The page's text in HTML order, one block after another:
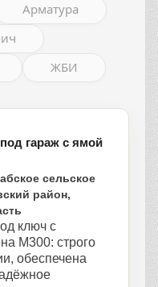
Арматура
ЖБИ
гараж с ямой
сельское
район,
ключ с
М300: строго
обеспечена